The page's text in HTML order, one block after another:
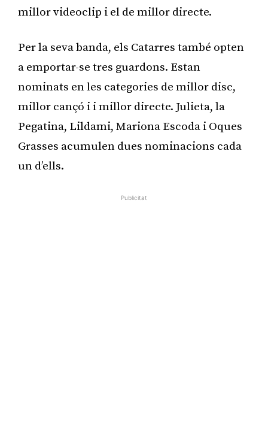
millor videoclip i el de millor directe.
Per la seva banda, els Catarres també opten
a emportar-se tres guardons. Estan
nominats en les categories de millor disc,
millor cançó i i millor directe. Julieta, la
Pegatina, Lildami, Mariona Escoda i Oques
Grasses acumulen dues nominacions cada
un d’ells.
Publicitat